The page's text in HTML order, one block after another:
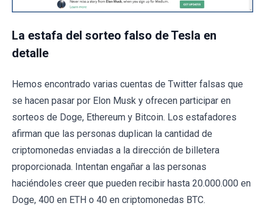
La estafa del sorteo falso de Tesla en
detalle
Hemos encontrado varias cuentas de Twitter falsas que
se hacen pasar por Elon Musk y ofrecen participar en
sorteos de Doge, Ethereum y Bitcoin. Los estafadores
afirman que las personas duplican la cantidad de
criptomonedas enviadas a la dirección de billetera
proporcionada. Intentan engañar a las personas
haciéndoles creer que pueden recibir hasta 20.000.000 en
Doge, 400 en ETH o 40 en criptomonedas BTC.